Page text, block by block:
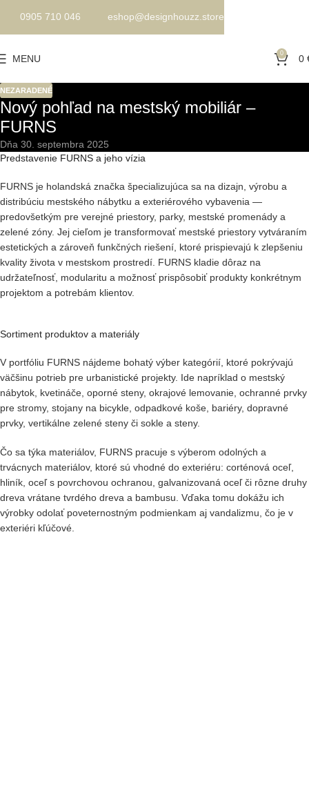
MENU 0 0
NEZARADENÉ
Nový pohľad na mestský mobiliár –
FURNS
Dňa 30. septembra 2025
Predstavenie FURNS a jeho vízia
FURNS je holandská značka špecializujúca sa na dizajn, výrobu a
distribúciu mestského nábytku a exteriérového vybavenia —
predovšetkým pre verejné priestory, parky, mestské promenády a
zelené zóny. Jej cieľom je transformovať mestské priestory vytváraním
estetických a zároveň funkčných riešení, ktoré prispievajú k zlepšeniu
kvality života v mestskom prostredí. FURNS kladie dôraz na
udržateľnosť, modularitu a možnosť prispôsobiť produkty konkrétnym
projektom a potrebám klientov.
Sortiment produktov a materiály
V portfóliu FURNS nájdeme bohatý výber kategórií, ktoré pokrývajú
väčšinu potrieb pre urbanistické projekty. Ide napríklad o mestský
nábytok, kvetináče, oporné steny, okrajové lemovanie, ochranné prvky
pre stromy, stojany na bicykle, odpadkové koše, bariéry, dopravné
prvky, vertikálne zelené steny či sokle a steny.
Čo sa týka materiálov, FURNS pracuje s výberom odolných a
trvácnych materiálov, ktoré sú vhodné do exteriéru: corténová oceľ,
hliník, oceľ s povrchovou ochranou, galvanizovaná oceľ či rôzne druhy
dreva vrátane tvrdého dreva a bambusu. Vďaka tomu dokážu ich
výrobky odolať poveternostným podmienkam aj vandalizmu, čo je v
exteriéri kľúčové.
0905 710 046 eshop@designhouzz.store